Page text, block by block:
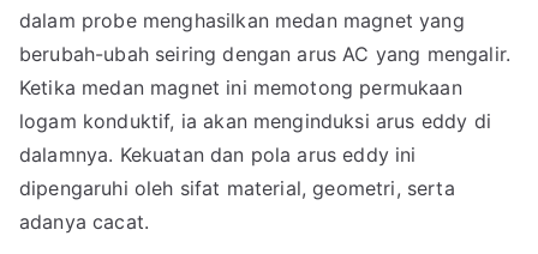
dalam probe menghasilkan medan magnet yang
berubah-ubah seiring dengan arus AC yang mengalir.
Ketika medan magnet ini memotong permukaan
logam konduktif, ia akan menginduksi arus eddy di
dalamnya. Kekuatan dan pola arus eddy ini
dipengaruhi oleh sifat material, geometri, serta
adanya cacat.